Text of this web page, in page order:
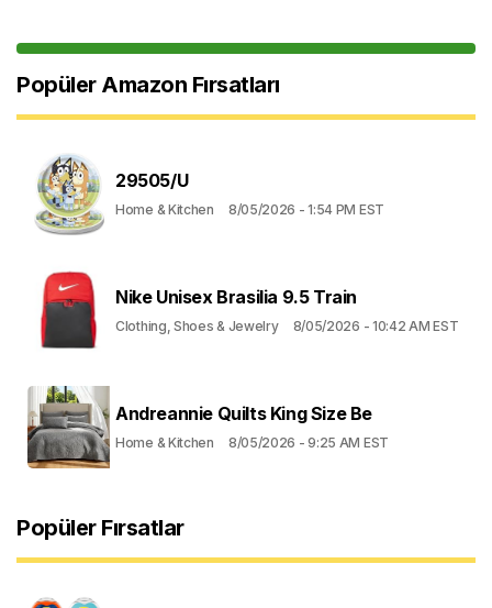
Popüler Amazon Fırsatları
29505/U
Home & Kitchen 8/05/2026 - 1:54 PM EST
Nike Unisex Brasilia 9.5 Train
Clothing, Shoes & Jewelry 8/05/2026 - 10:42 AM EST
Andreannie Quilts King Size Be
Home & Kitchen 8/05/2026 - 9:25 AM EST
Popüler Fırsatlar